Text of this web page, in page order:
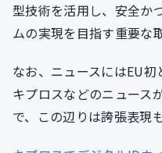
型技術を活用し、安全か
ムの実現を目指す重要な
なお、ニュースにはEU
キプロスなどのニュース
で、この辺りは誇張表現